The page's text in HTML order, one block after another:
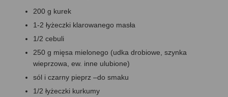
200 g kurek
1-2 łyżeczki klarowanego masła
1/2 cebuli
250 g mięsa mielonego (udka drobiowe, szynka
wieprzowa, ew. inne ulubione)
sól i czarny pieprz –do smaku
1/2 łyżeczki kurkumy